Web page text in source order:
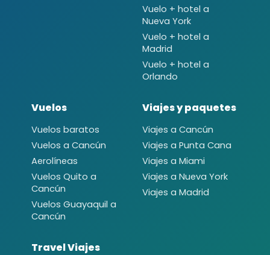
Vuelo + hotel a
Nueva York
Vuelo + hotel a
Madrid
Vuelo + hotel a
Orlando
Vuelos
Vuelos baratos
Vuelos a Cancún
Aerolíneas
Vuelos Quito a
Cancún
Vuelos Guayaquil a
Cancún
Viajes y paquetes
Viajes a Cancún
Viajes a Punta Cana
Viajes a Miami
Viajes a Nueva York
Viajes a Madrid
Travel Viajes